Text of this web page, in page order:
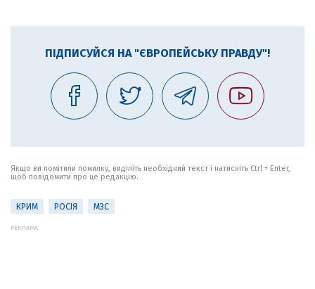
ПІДПИСУЙСЯ НА "ЄВРОПЕЙСЬКУ ПРАВДУ"!
Якщо ви помітили помилку, виділіть необхідний текст і натисніть Ctrl + Enter,
щоб повідомити про це редакцію.
КРИМ РОСІЯ МЗС
РЕКЛАМА: